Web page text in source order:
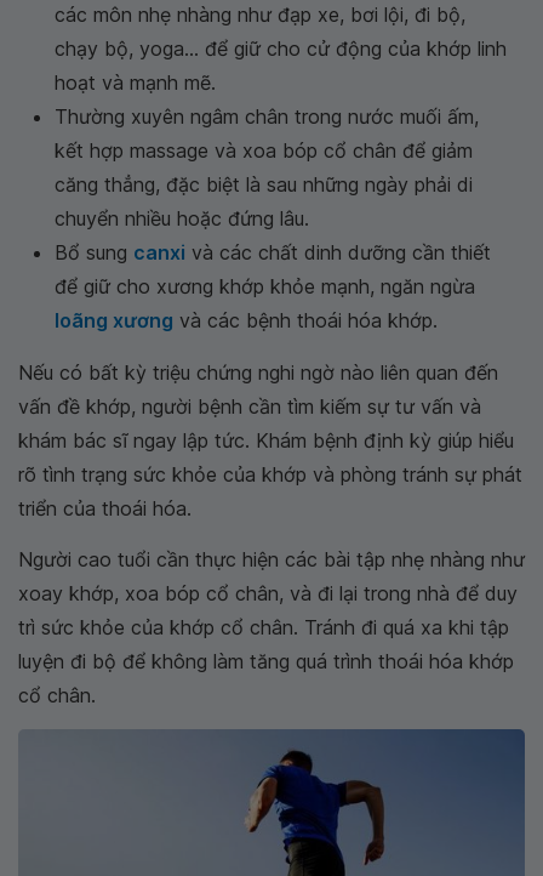
các môn nhẹ nhàng như đạp xe, bơi lội, đi bộ,
chạy bộ, yoga... để giữ cho cử động của khớp linh
hoạt và mạnh mẽ.
Thường xuyên ngâm chân trong nước muối ấm,
kết hợp massage và xoa bóp cổ chân để giảm
căng thẳng, đặc biệt là sau những ngày phải di
chuyển nhiều hoặc đứng lâu.
Bổ sung canxi và các chất dinh dưỡng cần thiết
để giữ cho xương khớp khỏe mạnh, ngăn ngừa
loãng xương và các bệnh thoái hóa khớp.
Nếu có bất kỳ triệu chứng nghi ngờ nào liên quan đến
vấn đề khớp, người bệnh cần tìm kiếm sự tư vấn và
khám bác sĩ ngay lập tức. Khám bệnh định kỳ giúp hiểu
rõ tình trạng sức khỏe của khớp và phòng tránh sự phát
triển của thoái hóa.
Người cao tuổi cần thực hiện các bài tập nhẹ nhàng như
xoay khớp, xoa bóp cổ chân, và đi lại trong nhà để duy
trì sức khỏe của khớp cổ chân. Tránh đi quá xa khi tập
luyện đi bộ để không làm tăng quá trình thoái hóa khớp
cổ chân.